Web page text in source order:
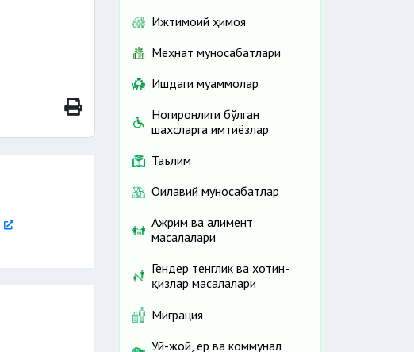
Ижтимоий ҳимоя
Меҳнат муносабатлари
Ишдаги муаммолар
Ногиронлиги бўлган
шахсларга имтиёзлар
Таълим
Оилавий муносабатлар
Ажрим ва алимент
масалалари
Гендер тенглик ва хотин-
қизлар масалалари
Миграция
Уй-жой, ер ва коммунал